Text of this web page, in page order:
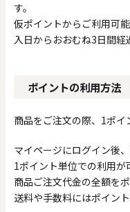
す。
仮ポイントからご利用可
入日からおおむね3日間経
ポイントの利用方法
商品をご注文の際、1ポイ
マイページにログイン後
1ポイント単位での利用が
商品ご注文代金の全額を
送料や手数料にはポイン